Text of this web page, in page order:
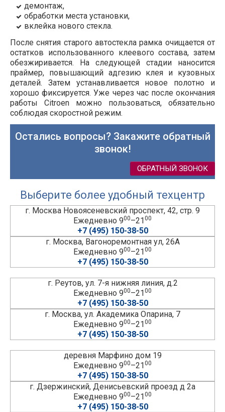
демонтаж,
обработки места установки,
вклейка нового стекла.
После снятия старого автостекла рамка очищается от
остатков использованного клеевого состава, затем
обезжиривается. На следующей стадии наносится
праймер, повышающий адгезию клея и кузовных
деталей. Затем устанавливается новое полотно и
хорошо фиксируется. Уже через час после окончания
работы Citroen можно пользоваться, обязательно
соблюдая скоростной режим.
Остались вопросы? Закажите обратный
звонок!
ОБРАТНЫЙ ЗВОНОК
Выберите более удобный техцентр
г. Москва Новоясеневский проспект, 42, стр. 9
Ежедневно 900–2100
+7 (495) 150-38-50
г. Москва, Вагоноремонтная ул, 26А
Ежедневно 900–2100
+7 (495) 150-38-50
г. Реутов, ул. 7-я нижняя линия, д.2
Ежедневно 900–2100
+7 (495) 150-38-50
г. Москва, ул. Академика Опарина, 7
Ежедневно 900–2100
+7 (495) 150-38-50
деревня Марфино дом 19
Ежедневно 900–2100
+7 (495) 150-38-50
г. Дзержинский, Денисьевский проезд д 2а
Ежедневно 900–2100
+7 (495) 150-38-50